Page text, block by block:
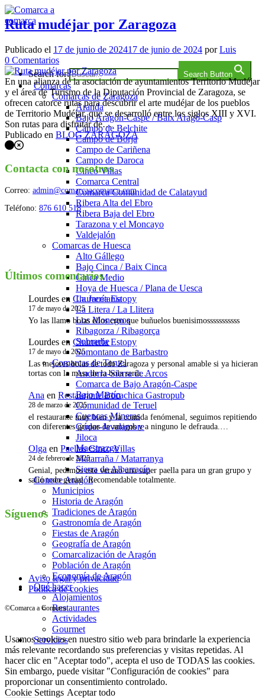
Saltar
al
contenido
Comarca a comarca
Search for: Search Button
Comarcas
Comarcas de Zaragoza
Aranda
Bajo Aragón-Caspe / Baix Aragó-Casp
Campo de Belchite
Campo de Borja
Campo de Cariñena
Campo de Daroca
Cinco Villas
Comarca Central
Comarca Comunidad de Calatayud
Ribera Alta del Ebro
Ribera Baja del Ebro
Tarazona y el Moncayo
Valdejalón
Comarcas de Huesca
Alto Gállego
Bajo Cinca / Baix Cinca
Cinca Medio
Hoya de Huesca / Plana de Uesca
La Jacetania
La Litera / La Llitera
Los Monegros
Ribagorza / Ribagorça
Sobrarbe
Somontano de Barbastro
Comarcas de Teruel
Andorra-Sierra de Arcos
Comarca de Bajo Aragón-Caspe
Bajo Martín
Comunidad de Teruel
Cuencas Mineras
Gúdar-Javalambre
Jiloca
Maestrazgo
Matarraña / Matarranya
Sierra de Albarracín
Conoce Aragón
Municipios
Historia de Aragón
Tradiciones de Aragón
Gastronomía de Aragón
Fiestas de Aragón
Geografía de Aragón
Comarcalización de Aragón
Población de Aragón
Economía de Aragón
Qué hacer
Alojamientos
Restaurantes
Actividades
Gourmet
Servicios
Ruta mudéjar por Zaragoza
Publicado el 17 de junio de 202417 de junio de 2024 por Luis
0 Comentariosen
Ruta
mudéjar
por
Zaragoza
En una alianza de la asociación de ayuntamientos Territorio Mudéjar
y el área de Turismo de la Diputación Provincial de Zaragoza, se
ofrecen catorce rutas para descubrir el arte mudéjar de los pueblos
de Territorio Mudéjar, que se desarrolló entre los siglos XIII y XVI.
Son rutas para disfrutar de…
Publicado en BLOG ZARAGOZA
Navegación
de
puestos
Contacta con nosotros
Correo: admin@comarcaacomarca.com
Teléfono: 876 610 518
Últimos comentarios
Lourdes en Churrería Estopy
17 de mayo de 2025
Yo las llamo bolas ellos creo que buñuelos buenisimosssssssssss
Lourdes en Churrería Estopy
17 de mayo de 2025
Las mejores bolas de todo Zaragoza y personal amable si ya hicieran
tortas con la masa de la bola sería…
Ana en Restaurante Bocachica Gastropub
28 de marzo de 2025
el restaurante muy bien y la comida fenómenal, seguimos repitiendo
con diferentes grupos de amigos y a ninguno le defrauda.…
Olga en Paellas Cinco Villas
24 de febrero de 2025
Genial, pedimos este verano una super paella para un gran grupo y
salió todo genial. Recomendable totalmente.
Síguenos
Aviso legal y privacidad
Política de cookies
©Comarca a Comarca
Usamos cookies en nuestro sitio web para brindarle la experiencia
más relevante recordando sus preferencias y visitas repetidas. Al
hacer clic en "Aceptar todo", acepta el uso de TODAS las cookies.
Sin embargo, puede visitar "Configuración de cookies" para
proporcionar un consentimiento controlado.
Cookie Settings Aceptar todo